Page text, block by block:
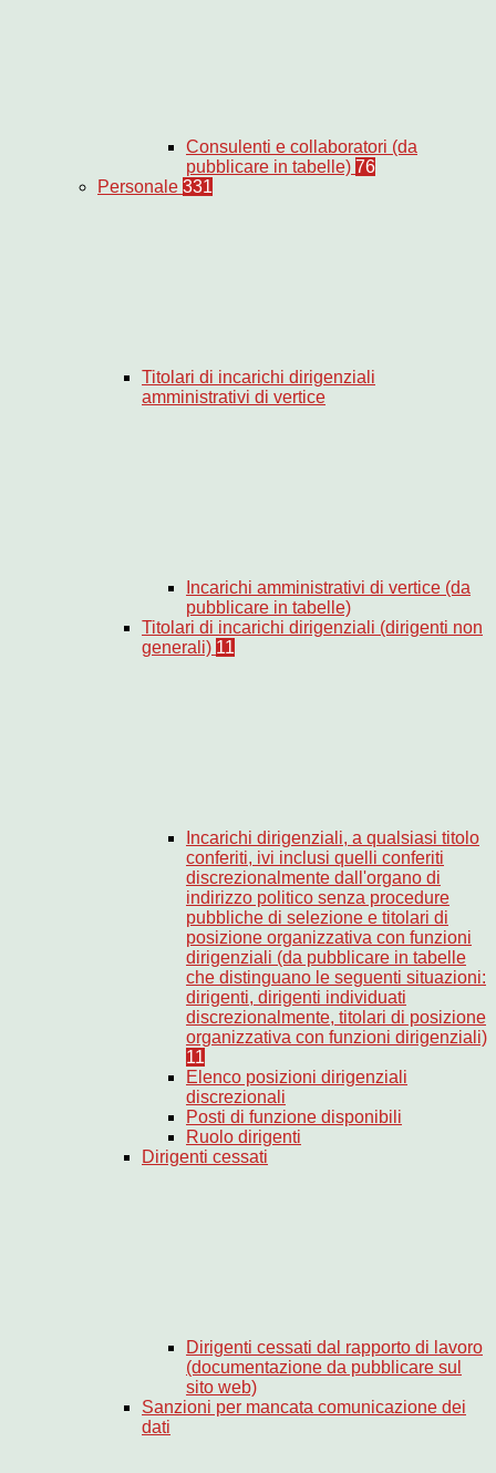
Consulenti e collaboratori (da
pubblicare in tabelle) 76
Personale 331
Titolari di incarichi dirigenziali
amministrativi di vertice
Incarichi amministrativi di vertice (da
pubblicare in tabelle)
Titolari di incarichi dirigenziali (dirigenti non
generali) 11
Incarichi dirigenziali, a qualsiasi titolo
conferiti, ivi inclusi quelli conferiti
discrezionalmente dall'organo di
indirizzo politico senza procedure
pubbliche di selezione e titolari di
posizione organizzativa con funzioni
dirigenziali (da pubblicare in tabelle
che distinguano le seguenti situazioni:
dirigenti, dirigenti individuati
discrezionalmente, titolari di posizione
organizzativa con funzioni dirigenziali)
11
Elenco posizioni dirigenziali
discrezionali
Posti di funzione disponibili
Ruolo dirigenti
Dirigenti cessati
Dirigenti cessati dal rapporto di lavoro
(documentazione da pubblicare sul
sito web)
Sanzioni per mancata comunicazione dei
dati